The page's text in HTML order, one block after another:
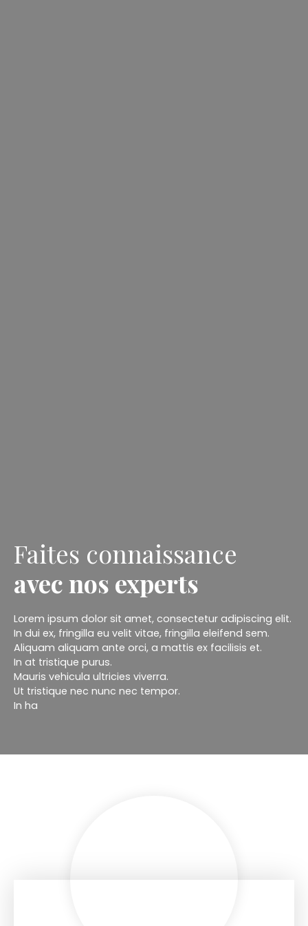
Faites connaissance
avec nos experts
Lorem ipsum dolor sit amet, consectetur adipiscing elit.
In dui ex, fringilla eu velit vitae, fringilla eleifend sem.
Aliquam aliquam ante orci, a mattis ex facilisis et.
In at tristique purus.
Mauris vehicula ultricies viverra.
Ut tristique nec nunc nec tempor.
In ha